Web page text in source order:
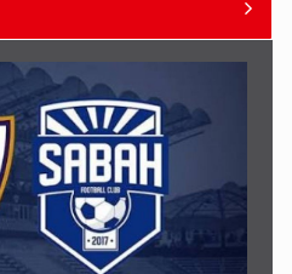
Tbilisi-Bakı qatarına bilet